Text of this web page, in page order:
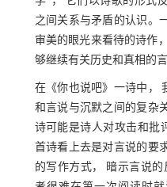
之间关系与矛盾的认识。
审美的眼光来看待的诗作
够继续有关历史和真相的言
在《你也说吧》一诗中，
和言说与沉默之间的复杂
诗可能是诗人对攻击和批
首诗看上去是对言说的要
的写作方式， 暗示言说